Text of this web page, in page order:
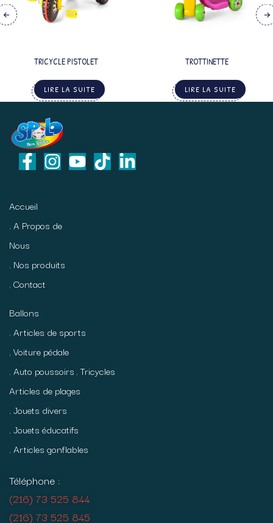
TRICYCLE PISTOLET
LIRE LA SUITE
TROTTINETTE
LIRE LA SUITE
Accueil
A Propos de
Nous
Nos produits
Contact
Ballons
Articles de sports
Voiture pédale
Auto poussoirs Tricycles
Articles de plages
Jouets divers
Jouets éducatifs
Articles gonflables
Téléphone :
(216) 73 525 844
(216) 73 525 845